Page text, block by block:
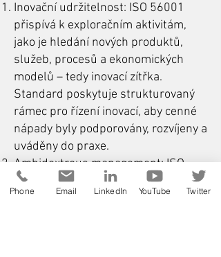
Inovační udržitelnost: ISO 56001
přispívá k exploračním aktivitám,
jako je hledání nových produktů,
služeb, procesů a ekonomických
modelů – tedy inovací zítřka.
Standard poskytuje strukturovaný
rámec pro řízení inovací, aby cenné
nápady byly podporovány, rozvíjeny a
uváděny do praxe.
Ambidextrous management: ISO
56001 může pomoci organizacím
dosáhnout ambidextrous
Phone Email LinkedIn YouTube Twitter